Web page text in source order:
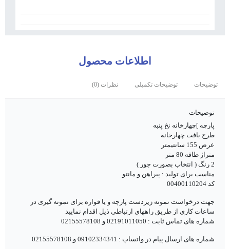
اطلاعات محصول
توضیحات توضیحات تکمیلی نظرات (0)
توضیحات
پارچه ]چهارخانه نخ پنبه
طرح بافت چهارخانه
عرض 155 سانتیمتر
متراژ طاقه 80 متر
2 رنگ ( انتخاب بصورت جور )
مناسب برای تولید : پیراهن و مانتو
کد 00400110204
جهت درخواست نمونه زیردست پارچه و یا قواره برای نمونه گیری در
ساعات کاری از طریق راههای ارتباطی ذیل اقدام نمایید
شماره های تماس ثابت : 02191011050 و 02155578108
شماره های ارسال پیام در واتساپ : 09102334341 و 02155578108